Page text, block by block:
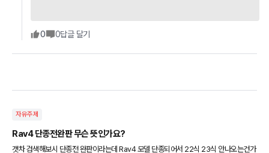
0 0답글 달기
자유주제
Rav4 단종전완판 무슨 뜻인가요?
갯차 검색해보시 단종전 완판이라는데 Rav4 모델 단종되어서 22식 23식 안나오는건가